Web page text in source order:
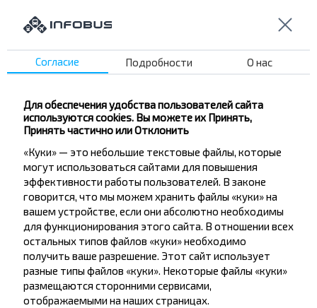
Подписаться
Популярные автобусные
направления
Орша - Могилёв
Минск - Несвиж
Минск - Могилёв
Минск - Пинск
Минск - Брест
Минск - Гомель
Минск - Бобруйск
Минск - Барановичи
Гомель - Минск
Брест - Тересполь
Брест - Беловежская Пуща
Брест - Минск
Варшава - Минск
Санкт-Петербург - Минск
Согласие Подробности О нас
Для обеспечения удобства пользователей сайта
используются cookies. Вы можете их Принять,
Принять частично или Отклонить
«Куки» — это небольшие текстовые файлы, которые
могут использоваться сайтами для повышения
эффективности работы пользователей. В законе
говорится, что мы можем хранить файлы «куки» на
вашем устройстве, если они абсолютно необходимы
для функционирования этого сайта. В отношении всех
остальных типов файлов «куки» необходимо
получить ваше разрешение. Этот сайт использует
разные типы файлов «куки». Некоторые файлы «куки»
размещаются сторонними сервисами,
отображаемыми на наших страницах.